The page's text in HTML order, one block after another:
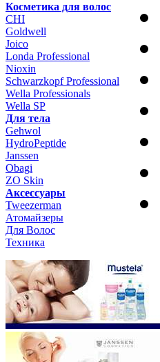
Косметика для волос
CHI
Goldwell
Joico
Londa Professional
Nioxin
Schwarzkopf Professional
Wella Professionals
Wella SP
Для тела
Gehwol
HydroPeptide
Janssen
Obagi
ZO Skin
Aксессуары
Tweezerman
Атомайзеры
Для Волос
Техника